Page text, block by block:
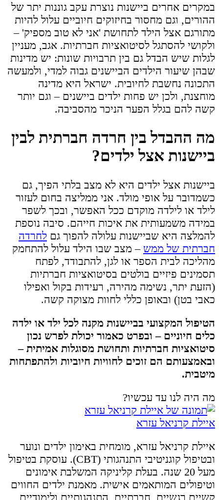
במקרים אחרים ביישנות נוצרת עקב גוננות יתר של
ההורים, וגם מחסור בחיזוקים חיוביים עלול להיות
מתורגם אצל הילד לתחושת 'אני לא טוב מספיק' –
ולקושי להסתגל לסיטואציות חברתיות. אגב, מעניין
לגלות שיש הבדל גם בין תרבויות שונות: יש מדינות
שבהן שיעור הילדים הביישנים גבוה למדי, ולמעשה
התכונה נחשבת לחיובית. ישראל היא מדינה
מוחצנת, ולכן יש פחות ילדים ביישנים – וגם יותר
קשה להם בגלל הפער הניכר מהסביבה.
מה ההבדל בין חרדה חברתית לבין
ביישנות אצל ילדים?
ביישנות אצל ילדים היא לא מצב בלתי הפיך, גם
כשמדובר על אופי מולד. אני ממליצה בחום לעזור
לילד או לילדה מוקדם ככל האפשר, ובכך לשפר
במידה משמעותית את איכות חייהם. סיבה נוספת
להמלצה היא שביישנות עלולה להפוך גם לחרדה
חברתית של ממש – מצב שבו הילד עלול להתחמק
מהליכה לבית הספר או לגן, להתבודד, לפתח
תסמינים פיזיים בולטים בסיטואציות חברתיות
(הזעת יתר, נשימה מהירה, רעידות בקול ואפילו
כאבי בטן) ובאופן כללי לחוות מצוקה קשה.
הטיפול המקצועי בביישנות מקנה לכל ילד או ילדה
כלים חיוניים – ובפרט כאמור יכולת לפרש נכון
סיטואציות חברתיות ותחושת מסוגלות אמיתית –
ובאמצעותם הם זוכים לחוויות חיוביות ולהתפתחות
מיטבית.
מה היה לנו עד עכשיו?
איילת קרניאל עזרא
איילת קרניאל עזרא, מומחית באימון ילדים ונוער
ובטיפול קוגניטיבי התנהגותי (CBT). עוסקת בטיפול
מעל 20 שנה. בעלת קליניקה המשלבת אימונים
וטיפולים המותאמים אישית. מאמנת ילדים החווים
קשיים רגשיים, חברתיים, התנהגותיים ולימודיים